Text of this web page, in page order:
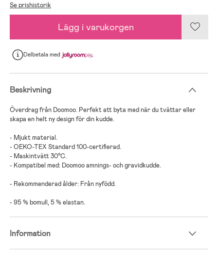
Se prishistorik
Lägg i varukorgen
Delbetalamed
Beskrivning
Överdrag från Doomoo. Perfekt att byta med när du tvättar eller
skapa en helt ny design för din kudde.
- Mjukt material.
- OEKO-TEX Standard 100-certifierad.
- Maskintvätt 30°C.
- Kompatibel med: Doomoo amnings- och gravidkudde.
- Rekommenderad ålder: Från nyfödd.
- 95 % bomull, 5 % elastan.
Information